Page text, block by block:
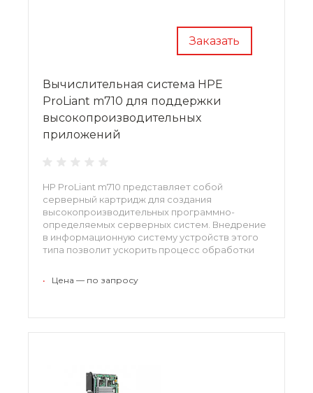
Заказать
Вычислительная система HPE
ProLiant m710 для поддержки
высокопроизводительных
приложений
HP ProLiant m710 представляет собой
серверный картридж для создания
высокопроизводительных программно-
определяемых серверных систем. Внедрение
в информационную систему устройств этого
типа позволит ускорить процесс обработки
транскодирование высококачественного
• Цена — по запросу